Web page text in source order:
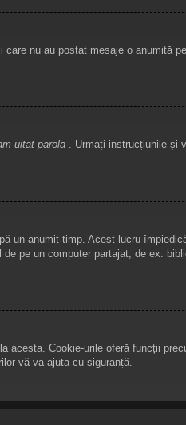
nu au postat mesaje o anumită
uitat parola . Urmați instrucțiunile și
un anumit timp. Acest lucru
pe un computer partajat, de ex.
acesta. Cookie-urile oferă funcții
vă va ajuta cu siguranță.